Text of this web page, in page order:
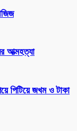
আত্মহত্যা
পিটিয়ে জখম ও টাকা